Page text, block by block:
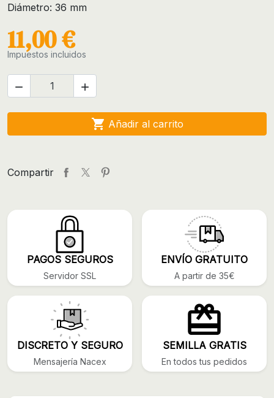
Diámetro: 36 mm
11,00 €
Impuestos incluidos
 
 Añadir al carrito
Compartir
PAGOS SEGUROS
Servidor SSL
ENVÍO GRATUITO
A partir de 35€
DISCRETO Y SEGURO
Mensajería Nacex
SEMILLA GRATIS
En todos tus pedidos